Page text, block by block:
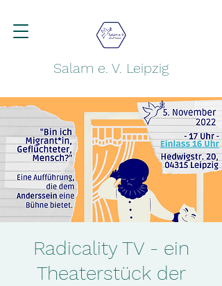
Salam e. V. Leipzig
Radicality TV - ein
Theaterstück der